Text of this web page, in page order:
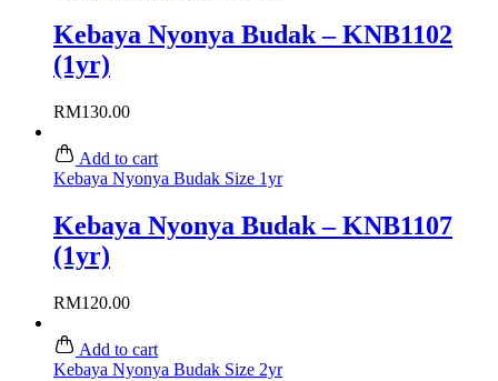
Kebaya Nyonya Budak – KNB1102
(1yr)
RM130.00
Add to cart
Kebaya Nyonya Budak Size 1yr
Kebaya Nyonya Budak – KNB1107
(1yr)
RM120.00
Add to cart
Kebaya Nyonya Budak Size 2yr